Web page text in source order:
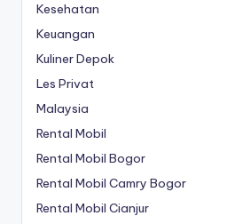
Kesehatan
Keuangan
Kuliner Depok
Les Privat
Malaysia
Rental Mobil
Rental Mobil Bogor
Rental Mobil Camry Bogor
Rental Mobil Cianjur